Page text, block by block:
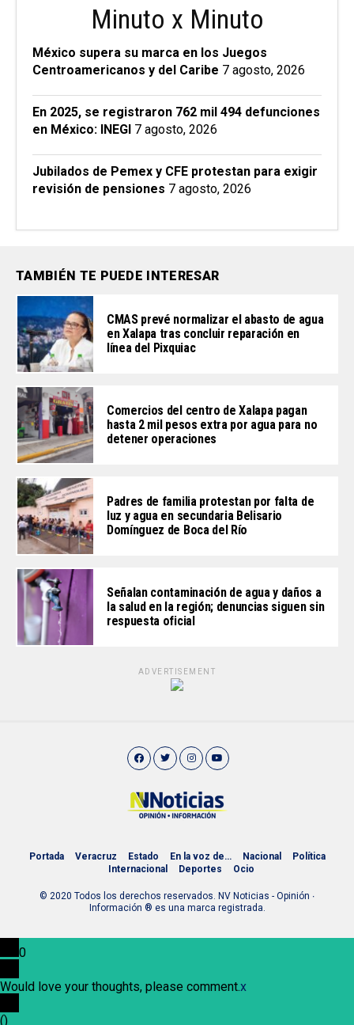
Minuto x Minuto
México supera su marca en los Juegos
Centroamericanos y del Caribe 7 agosto, 2026
En 2025, se registraron 762 mil 494 defunciones
en México: INEGI 7 agosto, 2026
Jubilados de Pemex y CFE protestan para exigir
revisión de pensiones 7 agosto, 2026
TAMBIÉN TE PUEDE INTERESAR
CMAS prevé normalizar el abasto de agua
en Xalapa tras concluir reparación en
línea del Pixquiac
Comercios del centro de Xalapa pagan
hasta 2 mil pesos extra por agua para no
detener operaciones
Padres de familia protestan por falta de
luz y agua en secundaria Belisario
Domínguez de Boca del Río
Señalan contaminación de agua y daños a
la salud en la región; denuncias siguen sin
respuesta oficial
ADVERTISEMENT
Portada Veracruz Estado En la voz de… Nacional
Política
Internacional
Deportes Ocio
© 2020 Todos los derechos reservados. NV Noticias - Opinión ∙
Información ® es una marca registrada.
0
Would love your thoughts, please comment.x
()